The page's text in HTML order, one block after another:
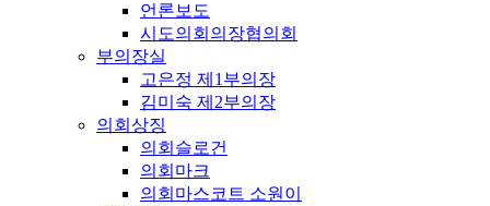
언론보도
시도의회의장협의회
부의장실
고은정 제1부의장
김미숙 제2부의장
의회상징
의회슬로건
의회마크
의회마스코트 소원이